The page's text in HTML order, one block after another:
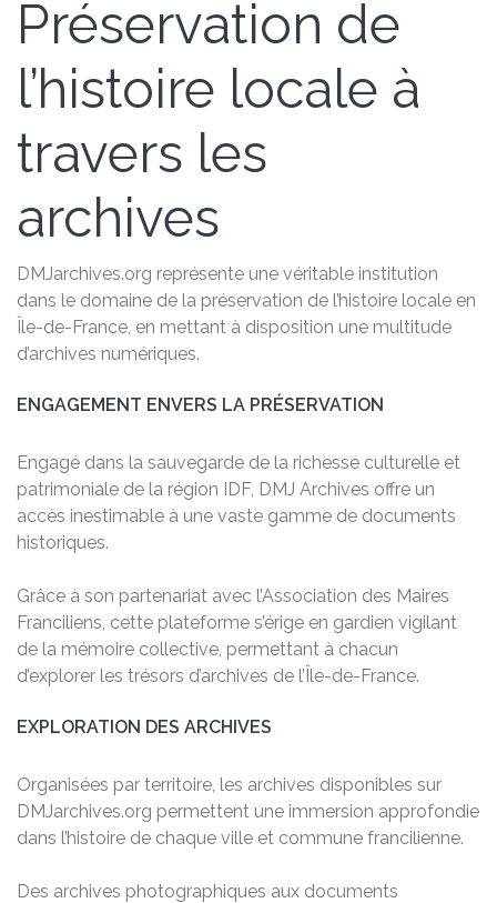
Préservation de
l’histoire locale à
travers les
archives
DMJarchives.org représente une véritable institution
dans le domaine de la préservation de l’histoire locale en
Île-de-France, en mettant à disposition une multitude
d’archives numériques.
ENGAGEMENT ENVERS LA PRÉSERVATION
Engagé dans la sauvegarde de la richesse culturelle et
patrimoniale de la région IDF, DMJ Archives offre un
accès inestimable à une vaste gamme de documents
historiques.
Grâce à son partenariat avec l’Association des Maires
Franciliens, cette plateforme s’érige en gardien vigilant
de la mémoire collective, permettant à chacun
d’explorer les trésors d’archives de l’Île-de-France.
EXPLORATION DES ARCHIVES
Organisées par territoire, les archives disponibles sur
DMJarchives.org permettent une immersion approfondie
dans l’histoire de chaque ville et commune francilienne.
Des archives photographiques aux documents